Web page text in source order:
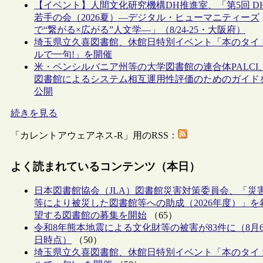
【イベント】人間文化研究機構DH推進室、「第5回
若手の会（2026夏）―デジタル・ヒューマニティーズ
で“繋がる×広がる”人文学―」（8/24-25・大阪府）
埼玉県立久喜図書館、休館日特別イベント「本のタイ
ルで一句!」を開催
米・ペンシルバニア州等の大学図書館の連合体PALCI、
図書館によるシステム相互運用性評価のためのガイド
公開
続きを見る
「カレントアウェアネス-R」用のRSS：
よく読まれているコンテンツ（本日）
日本図書館協会（JLA）図書館災害対策委員会、「災
等により被災した図書館等への助成（2026年度）」を
望する図書館の募集を開始 （65）
令和8年熊本地震による文化財等の被害が83件に（8月
日時点）
（50）
埼玉県立久喜図書館、休館日特別イベント「本のタイ